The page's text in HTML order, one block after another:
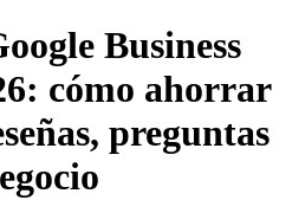
Business
cómo ahorrar
preguntas